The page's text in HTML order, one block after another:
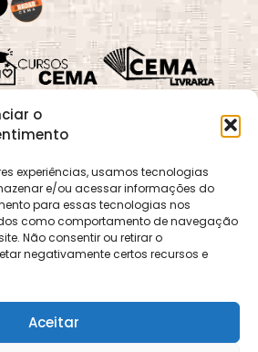
o
experiências, usamos tecnologias
e/ou acessar informações do
para essas tecnologias nos
como comportamento de navegação
Não consentir ou retirar o
negativamente certos recursos e
Aceitar
16,
140
OCemaneté um site
que pertence e é gerido
pelo CEMA, assim